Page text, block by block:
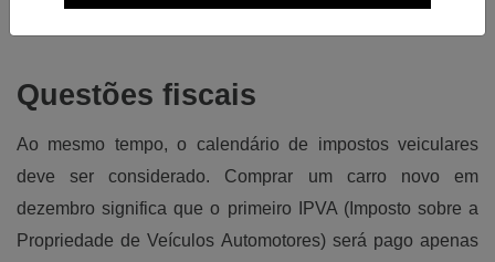
Questões fiscais
Ao mesmo tempo, o calendário de impostos veiculares
deve ser considerado. Comprar um carro novo em
dezembro significa que o primeiro IPVA (Imposto sobre a
Propriedade de Veículos Automotores) será pago apenas